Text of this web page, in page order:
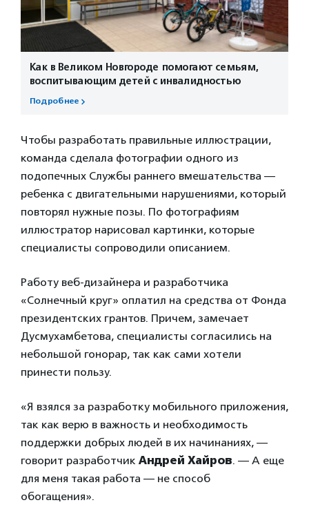
Как в Великом Новгороде помогают семьям,
воспитывающим детей с инвалидностью
Подробнее
Чтобы разработать правильные иллюстрации,
команда сделала фотографии одного из
подопечных Службы раннего вмешательства —
ребенка с двигательными нарушениями, который
повторял нужные позы. По фотографиям
иллюстратор нарисовал картинки, которые
специалисты сопроводили описанием.
Работу веб-дизайнера и разработчика
«Солнечный круг» оплатил на средства от Фонда
президентских грантов. Причем, замечает
Дусмухамбетова, специалисты согласились на
небольшой гонорар, так как сами хотели
принести пользу.
«Я взялся за разработку мобильного приложения,
так как верю в важность и необходимость
поддержки добрых людей в их начинаниях, —
говорит разработчик Андрей Хайров. — А еще
для меня такая работа — не способ
обогащения».